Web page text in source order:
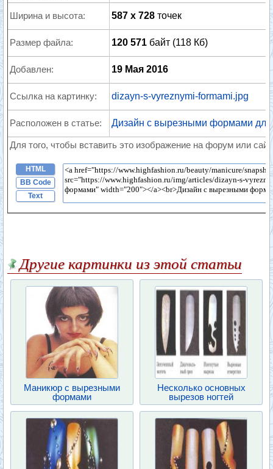
Ширина и высота: 587 x 728 точек
Размер файла: 120 571 байт (118 Кб)
Добавлен: 19 Мая 2016
Ссылка на картинку: dizayn-s-vyreznymi-formami.jpg
Расположен в статье: Дизайн с вырезными формами
Для того, чтобы вставить это изображение на форум или
HTML
BB Code
Text
Другие картинки из этой статьи
Маникюр с вырезными
формами
Несколько основных
вырезов ногтей